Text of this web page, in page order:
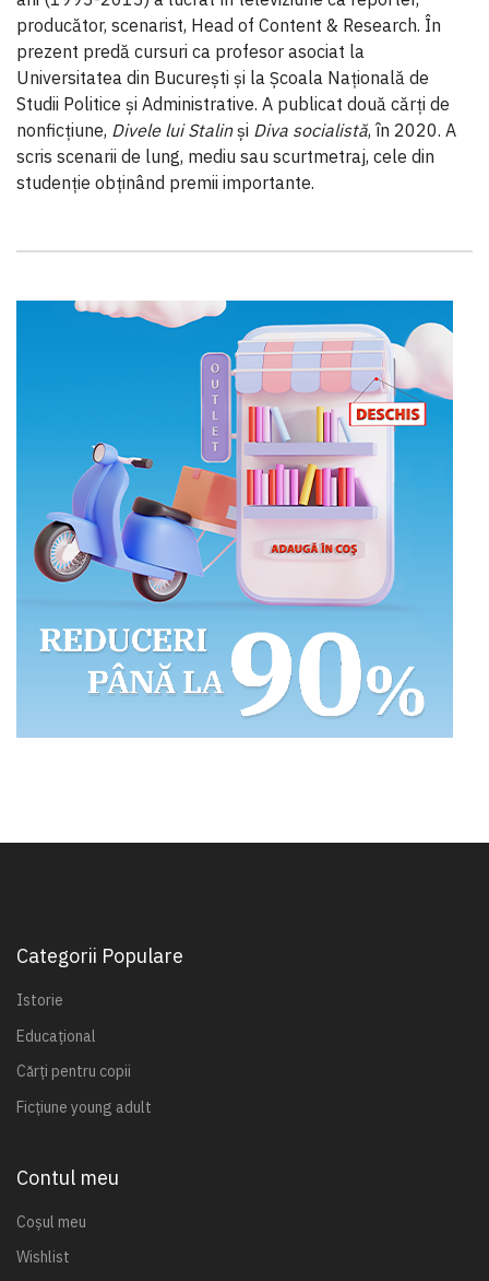
producător, scenarist, Head of Content & Research. În
prezent predă cursuri ca profesor asociat la
Universitatea din București și la Școala Naţională de
Studii Politice și Administrative. A publicat două cărți de
nonficțiune, Divele lui Stalinși Diva socialistă, în 2020. A
scris scenarii de lung, mediu sau scurtmetraj, cele din
studenție obținând premii importante.
Categorii Populare
Istorie
Educațional
Cărți pentru copii
Ficțiune young adult
Contul meu
Coșul meu
Wishlist